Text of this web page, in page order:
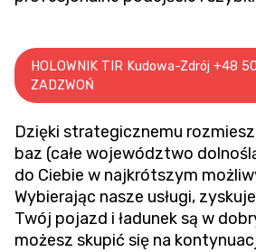
HOLOWNIK TIR Kudowa-Zdrój +48
ZADZWOŃ
Dzięki strategicznemu
baz (całe województwo
do Ciebie w najkrótszym
Wybierając nasze usługi,
Twój pojazd i ładunek są w
możesz skupić się na